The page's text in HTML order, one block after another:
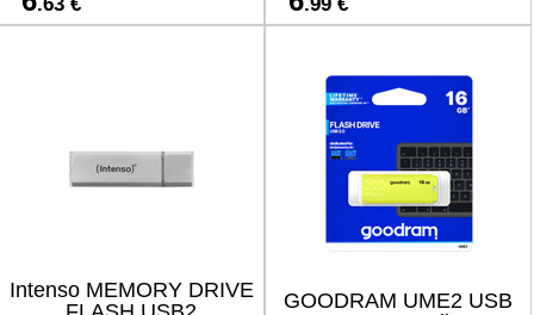
Intenso MEMORY DRIVE
GOODRAM UME2 USB